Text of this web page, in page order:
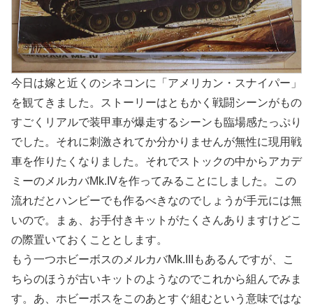
今日は嫁と近くのシネコンに「アメリカン・スナイパー」
を観てきました。ストーリーはともかく戦闘シーンがもの
すごくリアルで装甲車が爆走するシーンも臨場感たっぷり
でした。それに刺激されてか分かりませんが無性に現用戦
車を作りたくなりました。それでストックの中からアカデ
ミーのメルカバMk.IVを作ってみることにしました。この
流れだとハンビーでも作るべきなのでしょうが手元には無
いので。まぁ、お手付きキットがたくさんありますけどこ
の際置いておくこととします。
もう一つホビーボスのメルカバMk.IIIもあるんですが、こ
ちらのほうが古いキットのようなのでこれから組んでみま
す。あ、ホビーボスをこのあとすぐ組むという意味ではな